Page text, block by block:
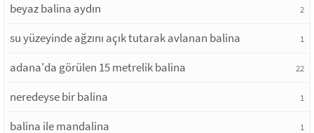
beyaz balina aydın 2
su yüzeyinde ağzını açık tutarak avlanan balina 1
adana'da görülen 15 metrelik balina 22
neredeyse bir balina 1
balina ile mandalina 1